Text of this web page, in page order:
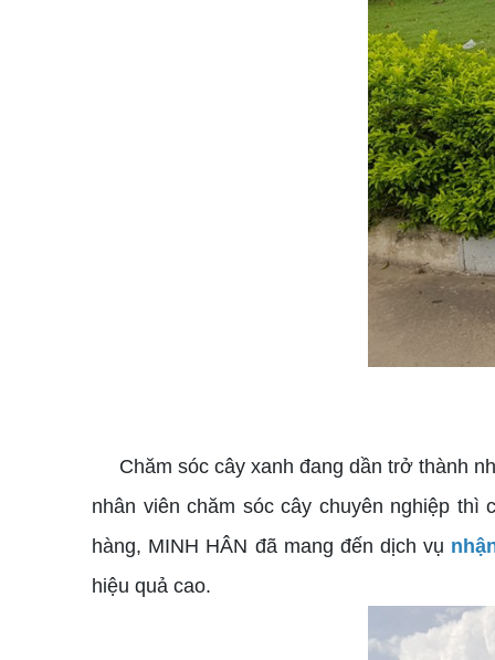
Chăm sóc cây xanh đang dần trở thành
nhân viên chăm sóc cây chuyên nghiệp
hàng, MINH HÂN đã mang đến dịch vụ
hiệu quả cao.